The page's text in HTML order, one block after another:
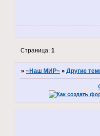
Страница:1
»~Наш МИР~ »Другие